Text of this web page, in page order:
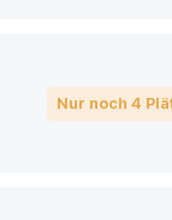
Nur noch 4